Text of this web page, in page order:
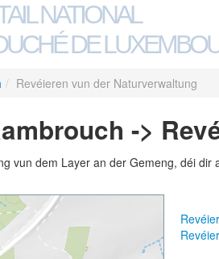
NATIONAL
DE
/ Revéieren vun der Naturverwaltung
->
vun dem Layer an der Gemeng, déi